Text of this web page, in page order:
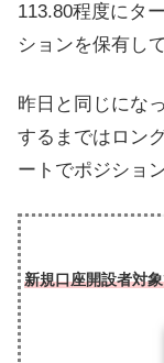
113.80程度にタ
ションを保有し
昨日と同じにな
するまではロン
ートでポジショ
新規口座開設者対